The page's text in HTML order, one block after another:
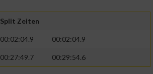
Split Zeiten
00:02:04.9 00:02:04.9
00:27:49.7 00:29:54.6